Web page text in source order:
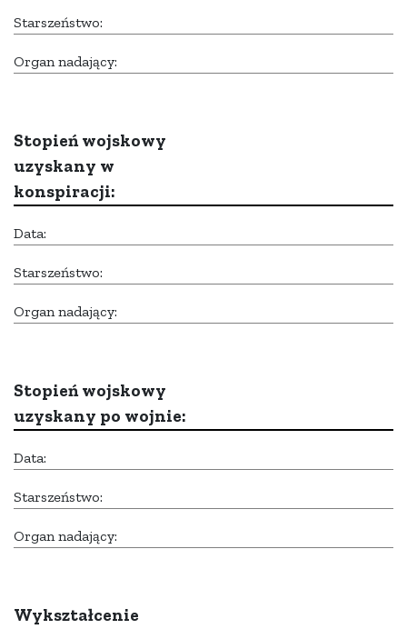
Starszeństwo:
Organ nadający:
Stopień wojskowy
uzyskany w
konspiracji:
Data:
Starszeństwo:
Organ nadający:
Stopień wojskowy
uzyskany po wojnie:
Data:
Starszeństwo:
Organ nadający:
Wykształcenie